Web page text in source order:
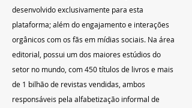
desenvolvido exclusivamente para esta
plataforma; além do engajamento e interações
orgânicos com os fãs em mídias sociais. Na área
editorial, possui um dos maiores estúdios do
setor no mundo, com 450 títulos de livros e mais
de 1 bilhão de revistas vendidas, ambos
responsáveis pela alfabetização informal de